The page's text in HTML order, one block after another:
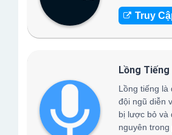
Truy
Lồng Tiếng
Lồng tiếng là
đội ngũ diễn
bị lược bỏ và
nguyên trong